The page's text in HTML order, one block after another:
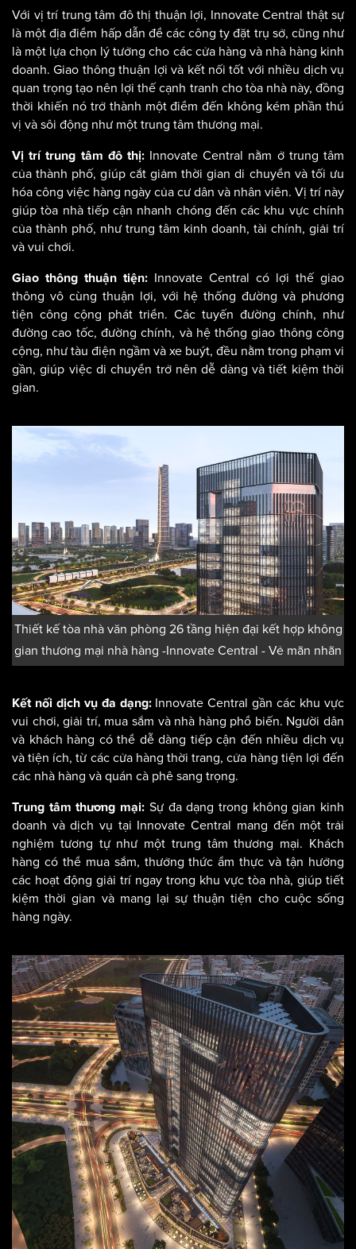
Với vị trí trung tâm đô thị thuận lợi, Innovate Central thật sự
là một địa điểm hấp dẫn để các công ty đặt trụ sở, cũng như
là một lựa chọn lý tưởng cho các cửa hàng và nhà hàng kinh
doanh. Giao thông thuận lợi và kết nối tốt với nhiều dịch vụ
quan trọng tạo nên lợi thế cạnh tranh cho tòa nhà này, đồng
thời khiến nó trở thành một điểm đến không kém phần thú
vị và sôi động như một trung tâm thương mại.
Vị trí trung tâm đô thị:Innovate Central nằm ở trung tâm
của thành phố, giúp cắt giảm thời gian di chuyển và tối ưu
hóa công việc hàng ngày của cư dân và nhân viên. Vị trí này
giúp tòa nhà tiếp cận nhanh chóng đến các khu vực chính
của thành phố, như trung tâm kinh doanh, tài chính, giải trí
và vui chơi.
Giao thông thuận tiện: Innovate Central có lợi thế giao
thông vô cùng thuận lợi, với hệ thống đường và phương
tiện công cộng phát triển. Các tuyến đường chính, như
đường cao tốc, đường chính, và hệ thống giao thông công
cộng, như tàu điện ngầm và xe buýt, đều nằm trong phạm vi
gần, giúp việc di chuyển trở nên dễ dàng và tiết kiệm thời
gian.
Thiết kế tòa nhà văn phòng 26 tầng hiện đại kết hợp không
gian thương mại nhà hàng -Innovate Central - Vẻ mãn nhãn
Kết nối dịch vụ đa dạng:Innovate Central gần các khu vực
vui chơi, giải trí, mua sắm và nhà hàng phổ biến. Người dân
và khách hàng có thể dễ dàng tiếp cận đến nhiều dịch vụ
và tiện ích, từ các cửa hàng thời trang, cửa hàng tiện lợi đến
các nhà hàng và quán cà phê sang trọng.
Trung tâm thương mại: Sự đa dạng trong không gian kinh
doanh và dịch vụ tại Innovate Central mang đến một trải
nghiệm tương tự như một trung tâm thương mại. Khách
hàng có thể mua sắm, thưởng thức ẩm thực và tận hưởng
các hoạt động giải trí ngay trong khu vực tòa nhà, giúp tiết
kiệm thời gian và mang lại sự thuận tiện cho cuộc sống
hàng ngày.